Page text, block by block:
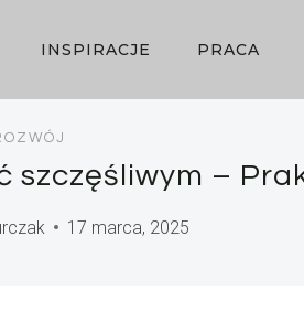
INSPIRACJE PRACA
szczęśliwym –
17 marca, 2025